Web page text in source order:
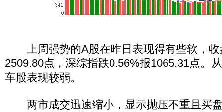
上周强势的A股在昨日表现得有些软，收
2509.80点，深综指跌0.56%报1065.31点。
车股表现较弱。
两市成交迅速缩小，显示抛压不重且买